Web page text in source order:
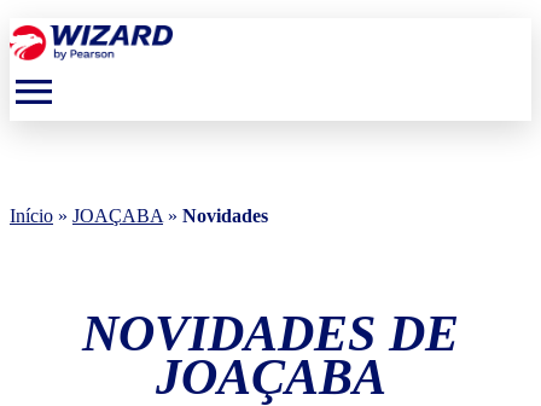
menu
Início » JOAÇABA » Novidades
NOVIDADES DE
JOAÇABA